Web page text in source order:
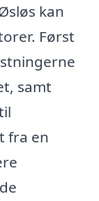
kan
Først
samt
fra en